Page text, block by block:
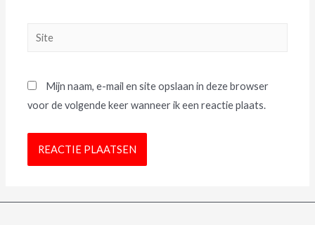
Mijn naam, e-mail en site opslaan in deze browser
voor de volgende keer wanneer ik een reactie plaats.